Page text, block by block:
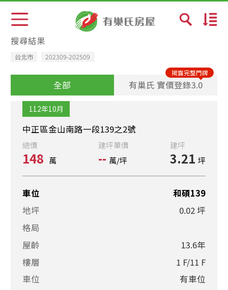
成交日期新→舊
總價少→多
單價少→多
社區排
搜尋結果
台北市 202309-202509
全部 有巢氏 實價登錄3.0
揭露完整門牌
112年10月
中正區金山南路一段139之2號
總價
148 萬
建坪單價
-- 萬/坪
建坪
3.21 坪
車位
和碩139
地坪
0.02 坪
格局
屋齡
13.6年
樓層
1 F/11 F
車位
有車位